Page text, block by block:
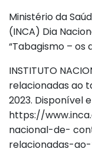
Ministério da
(INCA) Dia
“Tabagismo – os
INSTITUTO
relacionadas ao
2023. Disponível
https://
nacional-de-
relacionadas-